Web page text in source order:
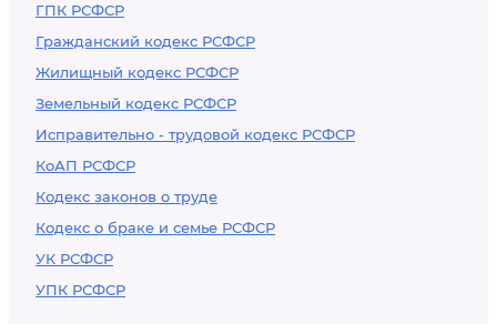
ГПК РСФСР
Гражданский кодекс РСФСР
Жилищный кодекс РСФСР
Земельный кодекс РСФСР
Исправительно - трудовой кодекс РСФСР
КоАП РСФСР
Кодекс законов о труде
Кодекс о браке и семье РСФСР
УК РСФСР
УПК РСФСР